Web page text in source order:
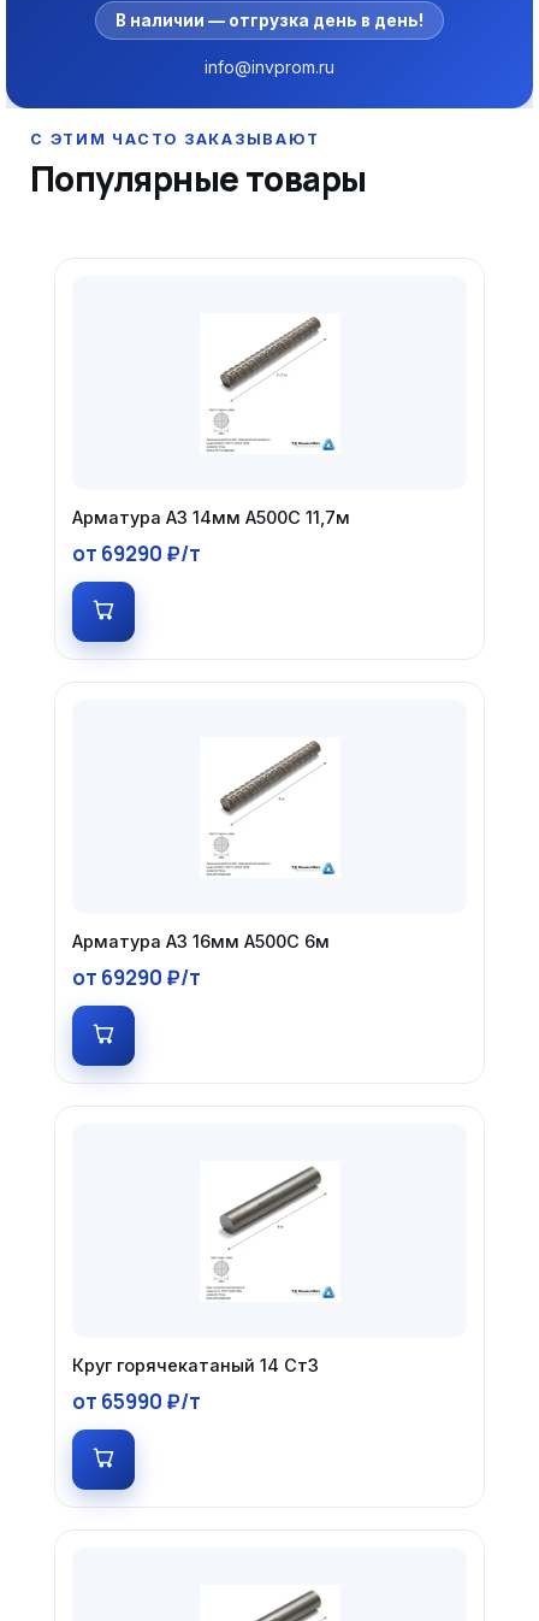
В наличии — отгрузка день в день!
info@invprom.ru
Популярные товары
Арматура А3 14мм А500С 11,7м
от 69290 ₽/т
Арматура А3 16мм А500С 6м
от 69290 ₽/т
Круг горячекатаный 14 Ст3
от 65990 ₽/т